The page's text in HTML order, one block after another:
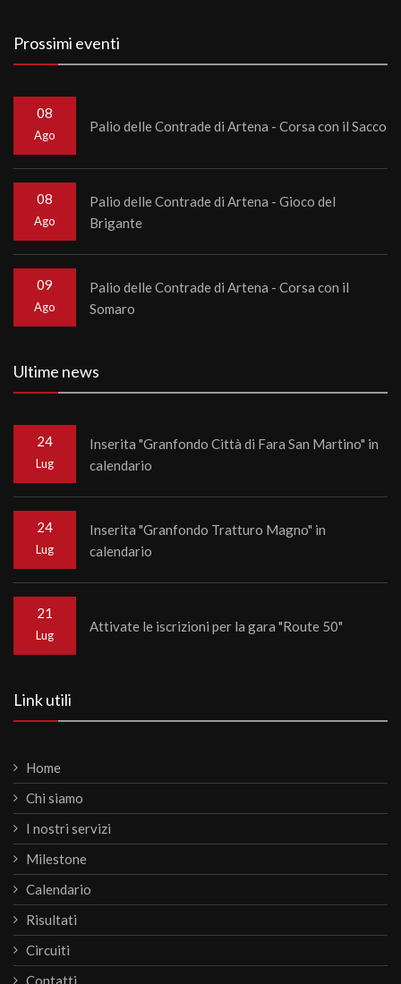
Prossimi eventi
08
Ago
Palio delle Contrade di Artena - Corsa con il Sacco
08
Ago
Palio delle Contrade di Artena - Gioco del
Brigante
09
Ago
Palio delle Contrade di Artena - Corsa con il
Somaro
Ultime news
24
Lug
Inserita "Granfondo Città di Fara San Martino" in
calendario
24
Lug
Inserita "Granfondo Tratturo Magno" in
calendario
21
Lug
Attivate le iscrizioni per la gara "Route 50"
Link utili
Home
Chi siamo
I nostri servizi
Milestone
Calendario
Risultati
Circuiti
Contatti